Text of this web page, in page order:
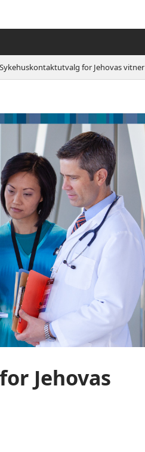
Sykehuskontaktutvalg for Jehovas vitner
Jehovas